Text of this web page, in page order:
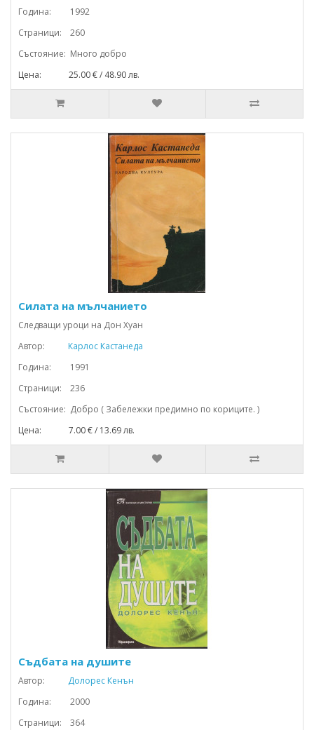
Година: 1992
Страници: 260
Състояние: Много добро
Цена: 25.00 € / 48.90 лв.
Силата на мълчанието
Следващи уроци на Дон Хуан
Автор:
Карлос Кастанеда
Година: 1991
Страници: 236
Състояние: Добро ( Забележки предимно по кориците. )
Цена: 7.00 € / 13.69 лв.
Съдбата на душите
Автор:
Долорес Кенън
Година: 2000
Страници: 364